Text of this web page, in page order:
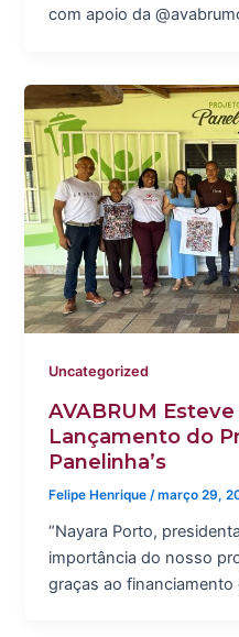
com apoio da
Uncategorized
AVABRUM
Lançamento do
Panelinha’s
Felipe Henrique /março 29,
“Nayara Porto,
importância do nosso
graças ao financiamento